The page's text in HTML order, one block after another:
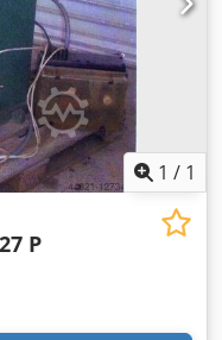
1 / 1
P